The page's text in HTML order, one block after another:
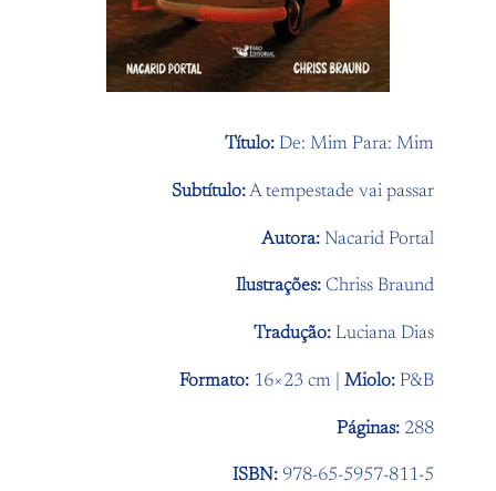
Título: De: Mim Para: Mim
Subtítulo:A tempestade vai passar
Autora: Nacarid Portal
Ilustrações: Chriss Braund
Tradução: Luciana Dias
Formato: 16×23 cm | Miolo: P&B
Páginas: 288
ISBN: 978-65-5957-811-5